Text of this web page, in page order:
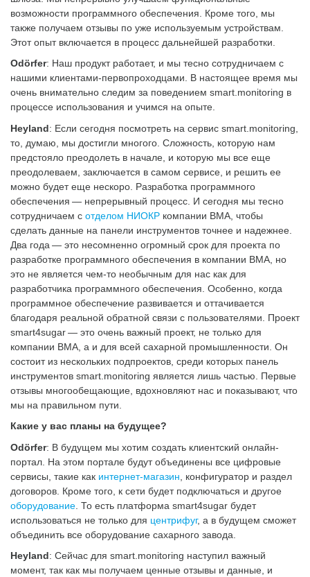
возможности программного обеспечения. Кроме того, мы
также получаем отзывы по уже используемым устройствам.
Этот опыт включается в процесс дальнейшей разработки.
Odörfer: Наш продукт работает, и мы тесно сотрудничаем с
нашими клиентами-первопроходцами. В настоящее время мы
очень внимательно следим за поведением smart.monitoring в
процессе использования и учимся на опыте.
Heyland: Если сегодня посмотреть на сервис smart.monitoring,
то, думаю, мы достигли многого. Сложность, которую нам
предстояло преодолеть в начале, и которую мы все еще
преодолеваем, заключается в самом сервисе, и решить ее
можно будет еще нескоро. Разработка программного
обеспечения — непрерывный процесс. И сегодня мы тесно
сотрудничаем с отделом НИОКР компании BMA, чтобы
сделать данные на панели инструментов точнее и надежнее.
Два года — это несомненно огромный срок для проекта по
разработке программного обеспечения в компании BMA, но
это не является чем-то необычным для нас как для
разработчика программного обеспечения. Особенно, когда
программное обеспечение развивается и оттачивается
благодаря реальной обратной связи с пользователями. Проект
smart4sugar — это очень важный проект, не только для
компании BMA, а и для всей сахарной промышленности. Он
состоит из нескольких подпроектов, среди которых панель
инструментов smart.monitoring является лишь частью. Первые
отзывы многообещающие, вдохновляют нас и показывают, что
мы на правильном пути.
Какие у вас планы на будущее?
Odörfer: В будущем мы хотим создать клиентский онлайн-
портал. На этом портале будут объединены все цифровые
сервисы, такие как интернет-магазин , конфигуратор и раздел
договоров. Кроме того, к сети будет подключаться и другое
оборудование . То есть платформа smart4sugar будет
использоваться не только для центрифуг, а в будущем сможет
объединить все оборудование сахарного завода.
Heyland: Сейчас для smart.monitoring наступил важный
момент, так как мы получаем ценные отзывы и данные, и